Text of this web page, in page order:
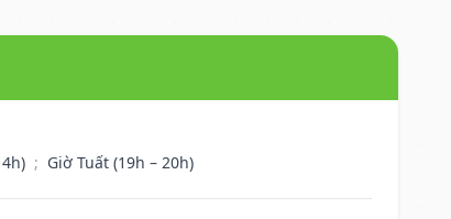
; Giờ Tuất (19h – 20h)